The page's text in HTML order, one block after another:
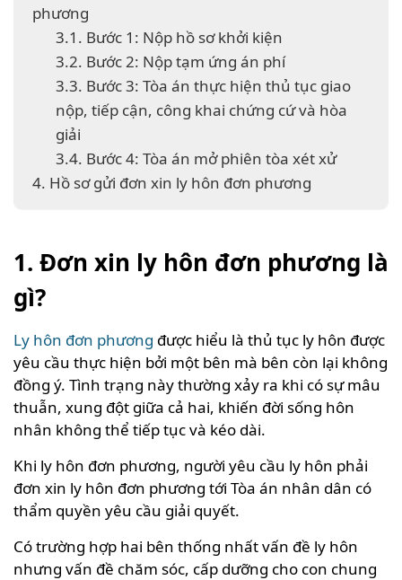
phương
3.1. Bước 1: Nộp hồ sơ khởi kiện
3.2. Bước 2: Nộp tạm ứng án phí
3.3. Bước 3: Tòa án thực hiện thủ tục giao
nộp, tiếp cận, công khai chứng cứ và hòa
giải
3.4. Bước 4: Tòa án mở phiên tòa xét xử
4. Hồ sơ gửi đơn xin ly hôn đơn phương
1. Đơn xin ly hôn đơn phương là
gì?
Ly hôn đơn phương được hiểu là thủ tục ly hôn được
yêu cầu thực hiện bởi một bên mà bên còn lại không
đồng ý. Tình trạng này thường xảy ra khi có sự mâu
thuẫn, xung đột giữa cả hai, khiến đời sống hôn
nhân không thể tiếp tục và kéo dài.
Khi ly hôn đơn phương, người yêu cầu ly hôn phải
đơn xin ly hôn đơn phương tới Tòa án nhân dân có
thẩm quyền yêu cầu giải quyết.
Có trường hợp hai bên thống nhất vấn đề ly hôn
nhưng vấn đề chăm sóc, cấp dưỡng cho con chung